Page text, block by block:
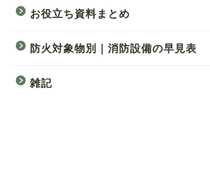
お役立ち資料まとめ
防火対象物別｜消防設備の早見表
雑記